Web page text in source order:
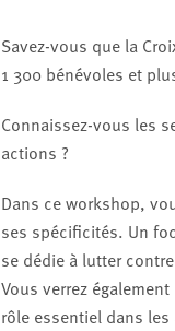
Savez-vous que la
1 300 bénévoles et
Connaissez-vous les
actions ?
Dans ce workshop,
ses spécificités. Un
se dédie à lutter
Vous verrez
rôle essentiel dans les